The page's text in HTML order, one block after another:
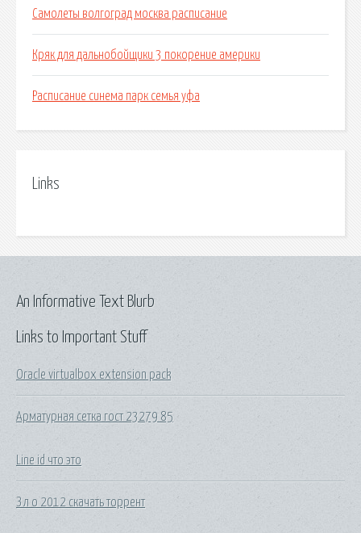
Самолеты волгоград москва расписание
Кряк для дальнобойщики 3 покорение америки
Расписание синема парк семья уфа
Links
Links to Important Stuff
Oracle virtualbox extension pack
Арматурная сетка гост 23279 85
Line id что это
З л о 2012 скачать торрент
An Informative Text Blurb